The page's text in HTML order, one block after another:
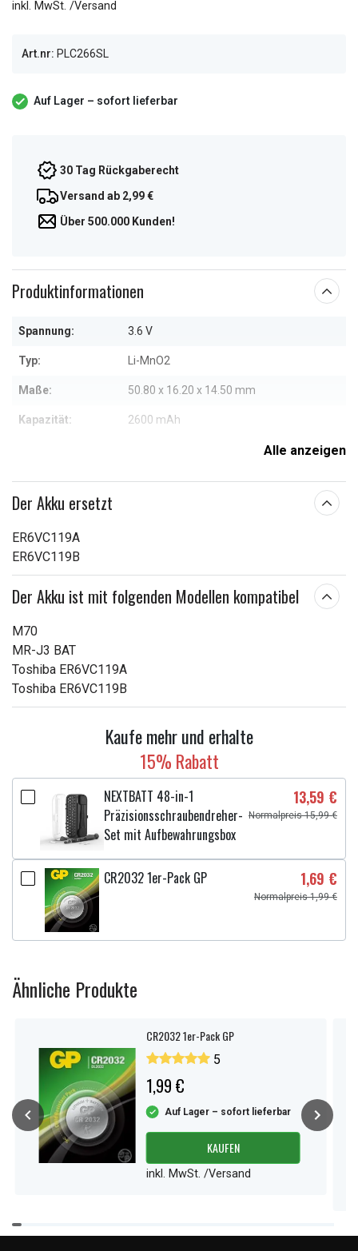
inkl. MwSt. /Versand
Art.nr: PLC266SL
Auf Lager – sofort lieferbar
30 Tag Rückgaberecht
Versand ab 2,99 €
Über 500.000 Kunden!
Produktinformationen
Spannung: 3.6 V
Typ: Li-MnO2
Maße: 50.80 x 16.20 x 14.50 mm
Kapazität: 2600 mAh
Weitere Informationen zu den EigenschaftenAlle anzeigen
Der Akku ersetzt
ER6VC119A
ER6VC119B
Der Akku ist mit folgenden Modellen kompatibel
M70
MR-J3 BAT
Toshiba ER6VC119A
Toshiba ER6VC119B
Kaufe mehr und erhalte
15% Rabatt
NEXTBATT 48-in-1
Präzisionsschraubendreher-
Set mit Aufbewahrungsbox
13,59 €
Normalpreis 15,99 €
CR2032 1er-Pack GP 1,69 €
Normalpreis 1,99 €
Ähnliche Produkte
CR2032 1er-Pack GP
5
1,99 €
Auf Lager – sofort lieferbar
KAUFEN
inkl. MwSt. /Versand
Item
1